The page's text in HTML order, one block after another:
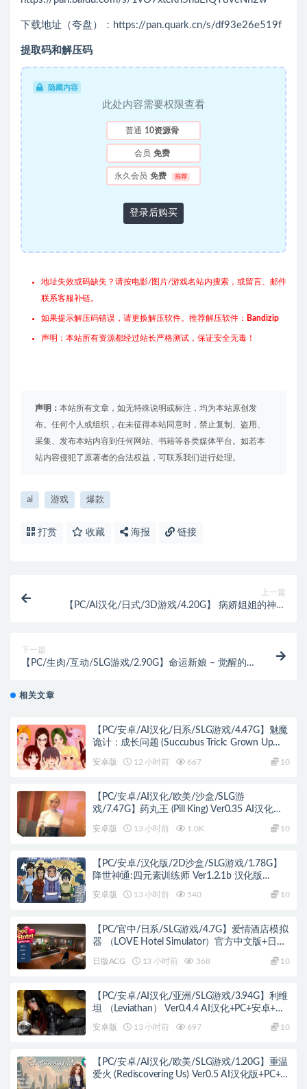
下载地址（夸盘）：https://pan.quark.cn/s/df93e26e519f
提取码和解压码
隐藏内容
此处内容需要权限查看
普通 10资源骨
会员 免费
永久会员 免费 推荐
登录后购买
地址失效或码缺失？请按电影/图片/游戏名站内搜索，或留言、邮件
联系客服补链。
如果提示解压码错误，请更换解压软件。推荐解压软件： Bandizip
声明：本站所有资源都经过站长严格测试，保证安全无毒！
声明： 本站所有文章，如无特殊说明或标注，均为本站原创发
布。任何个人或组织，在未征得本站同意时，禁止复制、盗用、
采集、发布本站内容到任何网站、书籍等各类媒体平台。如若本
站内容侵犯了原著者的合法权益，可联系我们进行处理。
ai 游戏 爆款
打赏 收藏 海报 链接
上一篇
【PC/AI汉化/日式/3D游戏/4.20G】 病娇姐姐的神隐
下一篇
【PC/生肉/互动/SLG游戏/2.90G】命运新娘 – 觉醒的
相关文章
【PC/安卓/AI汉化/日系/SLG游戏/4.47G】魅魔
诡计：成长问题 (Succubus Trick: Grown Up
Problem) Ver0.9.7 AI汉化版+PC+安卓+日系SLG
游戏+4.47G
安卓版 12 小时前 667 10
【PC/安卓/AI汉化/欧美/沙盒/SLG游
戏/7.47G】药丸王 (Pill King) Ver0.35 AI汉化版
安卓版 13 小时前 1.0K 10
【PC/安卓/汉化版/2D沙盒/SLG游戏/1.78G】
降世神通:四元素训练师 Ver1.2.1b 汉化版
安卓版 13 小时前 540 10
【PC/官中/日系/SLG游戏/4.7G】爱情酒店模拟
器 （LOVE Hotel Simulator）官方中文版+日系
日版ACG 13 小时前 368 10
【PC/安卓/AI汉化/亚洲/SLG游戏/3.94G】利维
坦 （Leviathan） Ver0.4.4 AI汉化+PC+安卓+亚
洲SLG游戏+3.94G
安卓版 13 小时前 697 10
【PC/安卓/AI汉化/欧美/SLG游戏/1.20G】重温
爱火 (Rediscovering Us) Ver0.5 AI汉化版+PC+安